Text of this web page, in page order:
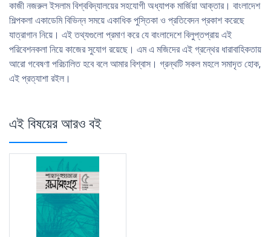
কাজী নজরুল ইসলাম বিশ্ববিদ্যালয়ের সহযোগী অধ্যাপক মার্জিয়া আক্তার। বাংলাদেশ
শিল্পকলা একাডেমি বিভিন্ন সময়ে একাধিক পুস্তিকা ও প্রতিবেদন প্রকাশ করেছে
যাত্রাগান নিয়ে। এই তথ্যগুলো প্রমাণ করে যে বাংলাদেশে বিলুপ্তপ্রায় এই
পরিবেশনকলা নিয়ে কাজের সুযোগ রয়েছে। এম এ মজিদের এই গ্রন্থের ধারাবাহিকতায়
আরো গবেষণা পরিচালিত হবে বলে আমার বিশ্বাস। গ্রন্থটি সকল মহলে সমাদৃত হোক,
এই প্রত্যাশা রইল।
এই বিষয়ের আরও বই